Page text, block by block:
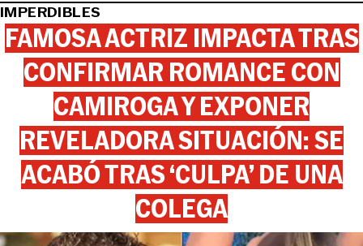
IMPERDIBLES
FAMOSA ACTRIZ IMPACTA TRAS
CONFIRMAR ROMANCE CON
CAMIROGA Y EXPONER
REVELADORA SITUACIÓN: SE
ACABÓ TRAS ‘CULPA’ DE UNA
COLEGA